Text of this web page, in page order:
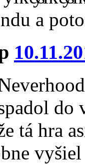
a
do
tá hra